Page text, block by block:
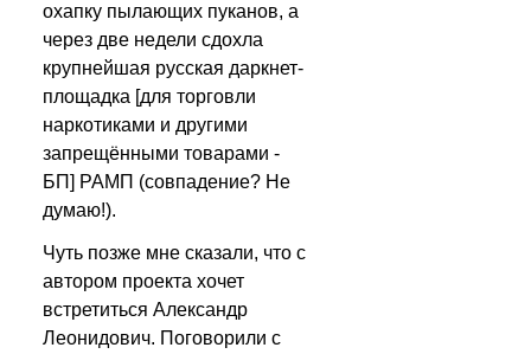
охапку пылающих пуканов, а
через две недели сдохла
крупнейшая русская даркнет-
площадка [для торговли
наркотиками и другими
запрещёнными товарами -
БП] РАМП (совпадение? Не
думаю!).
Чуть позже мне сказали, что с
автором проекта хочет
встретиться Александр
Леонидович. Поговорили с